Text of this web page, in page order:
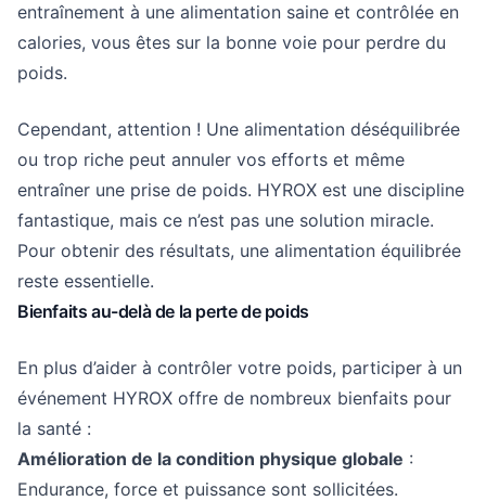
entraînement à une alimentation saine et contrôlée en
calories, vous êtes sur la bonne voie pour perdre du
poids.
Cependant, attention ! Une alimentation déséquilibrée
ou trop riche peut annuler vos efforts et même
entraîner une prise de poids. HYROX est une discipline
fantastique, mais ce n’est pas une solution miracle.
Pour obtenir des résultats, une alimentation équilibrée
reste essentielle.
Bienfaits au-delà de la perte de poids
En plus d’aider à contrôler votre poids, participer à un
événement HYROX offre de nombreux bienfaits pour
la santé :
Amélioration de la condition physique globale :
Endurance, force et puissance sont sollicitées.